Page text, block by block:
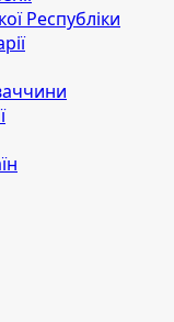
Республіки